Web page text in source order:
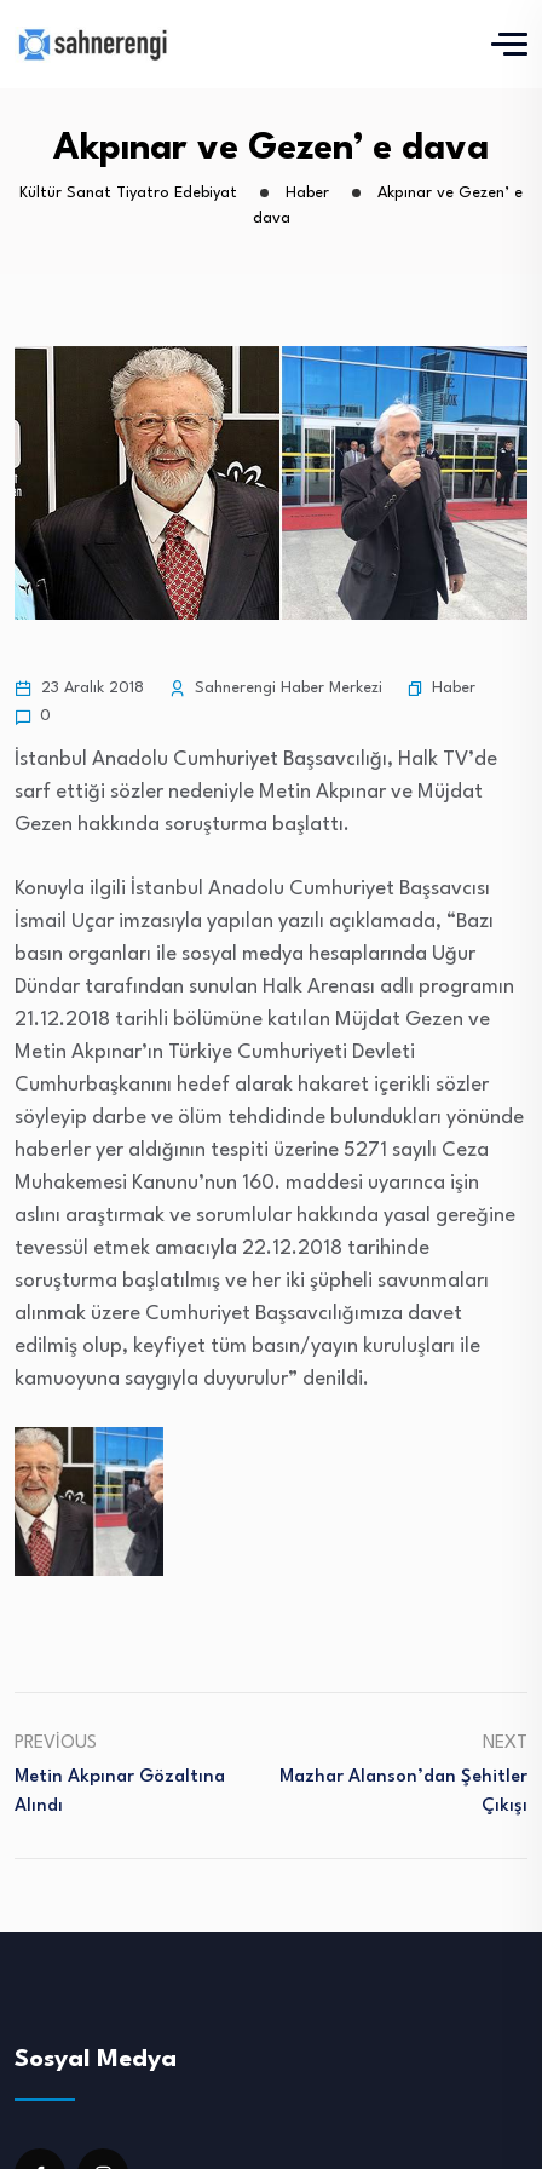
Akpınar ve Gezen’ e dava
Kültür Sanat Tiyatro Edebiyat Haber
Akpınar ve Gezen’ e
dava
23 Aralık 2018 Sahnerengi Haber Merkezi
Haber
0
İstanbul Anadolu Cumhuriyet Başsavcılığı, Halk TV’de
sarf ettiği sözler nedeniyle Metin Akpınar ve Müjdat
Gezen hakkında soruşturma başlattı.
Konuyla ilgili İstanbul Anadolu Cumhuriyet Başsavcısı
İsmail Uçar imzasıyla yapılan yazılı açıklamada, “Bazı
basın organları ile sosyal medya hesaplarında Uğur
Dündar tarafından sunulan Halk Arenası adlı programın
21.12.2018 tarihli bölümüne katılan Müjdat Gezen ve
Metin Akpınar’ın Türkiye Cumhuriyeti Devleti
Cumhurbaşkanını hedef alarak hakaret içerikli sözler
söyleyip darbe ve ölüm tehdidinde bulundukları yönünde
haberler yer aldığının tespiti üzerine 5271 sayılı Ceza
Muhakemesi Kanunu’nun 160. maddesi uyarınca işin
aslını araştırmak ve sorumlular hakkında yasal gereğine
tevessül etmek amacıyla 22.12.2018 tarihinde
soruşturma başlatılmış ve her iki şüpheli savunmaları
alınmak üzere Cumhuriyet Başsavcılığımıza davet
edilmiş olup, keyfiyet tüm basın/yayın kuruluşları ile
kamuoyuna saygıyla duyurulur” denildi.
PREVIOUS
Metin Akpınar Gözaltına
Alındı
NEXT
Mazhar Alanson’dan Şehitler
Çıkışı
Sosyal Medya